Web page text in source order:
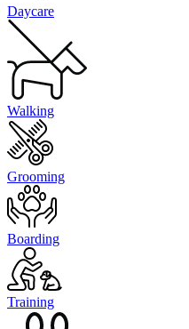
Daycare
Walking
Grooming
Boarding
Training